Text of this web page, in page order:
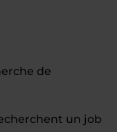
de
un job